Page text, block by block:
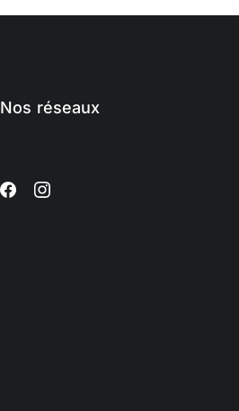
Nos réseaux